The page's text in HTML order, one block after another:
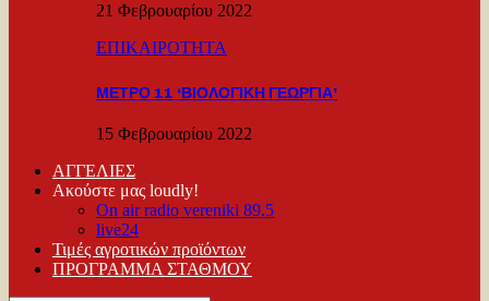
21 Φεβρουαρίου 2022
ΕΠΙΚΑΙΡΟΤΗΤΑ
ΜΕΤΡΟ 11 ‘ΒΙΟΛΟΓΙΚΗ ΓΕΩΡΓΙΑ’
15 Φεβρουαρίου 2022
ΑΓΓΕΛΙΕΣ
Ακούστε μας loudly!
On air radio vereniki 89.5
live24
Τιμές αγροτικών προϊόντων
ΠΡΟΓΡΑΜΜΑ ΣΤΑΘΜΟΥ